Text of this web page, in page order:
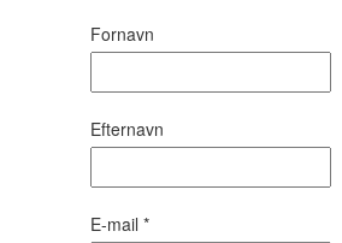
Fornavn
Efternavn
E-mail *